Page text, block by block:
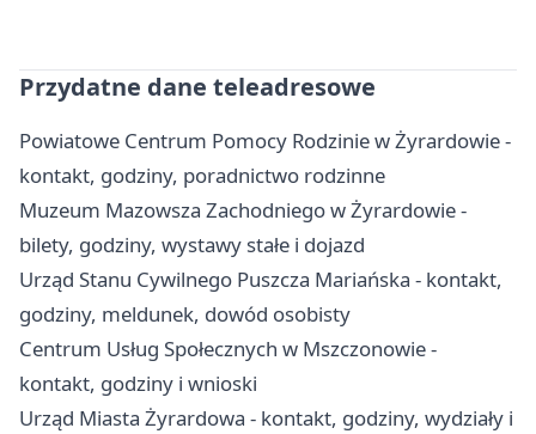
Przydatne dane teleadresowe
Powiatowe Centrum Pomocy Rodzinie w Żyrardowie -
kontakt, godziny, poradnictwo rodzinne
Muzeum Mazowsza Zachodniego w Żyrardowie -
bilety, godziny, wystawy stałe i dojazd
Urząd Stanu Cywilnego Puszcza Mariańska - kontakt,
godziny, meldunek, dowód osobisty
Centrum Usług Społecznych w Mszczonowie -
kontakt, godziny i wnioski
Urząd Miasta Żyrardowa - kontakt, godziny, wydziały i